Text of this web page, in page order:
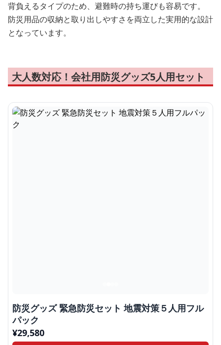
背負えるタイプのため、避難時の持ち運びも容易です。
防災用品の収納と取り出しやすさを両立した実用的な設計
となっています。
大人数対応！会社用防災グッズ5人用セット
防災グッズ 緊急防災セット 地震対策５人用フル
パック
¥29,580